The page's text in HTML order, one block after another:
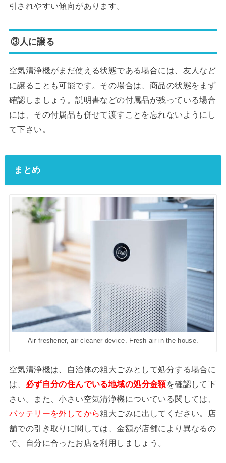
引されやすい傾向があります。
③人に譲る
空気清浄機がまだ使える状態である場合には、友人など
に譲ることも可能です。その場合は、商品の状態をまず
確認しましょう。説明書などの付属品が残っている場合
には、その付属品も併せて渡すことを忘れないようにし
て下さい。
まとめ
Air freshener, air cleaner device. Fresh air in the house.
空気清浄機は、自治体の粗大ごみとして処分する場合に
は、 必ず自分の住んでいる地域の処分金額を確認して下
さい。また、小さい空気清浄機についている関しては、
バッテリーを外してから粗大ごみに出してください。店
舗での引き取りに関しては、金額が店舗により異なるの
で、自分に合ったお店を利用しましょう。